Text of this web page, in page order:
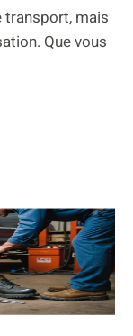
transport, mais
Que vous